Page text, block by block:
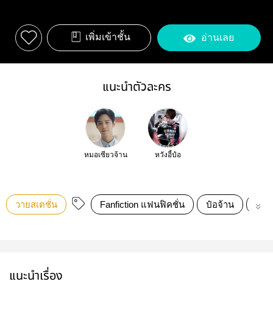
เพิ่มเข้าชั้น อ่านเลย
แนะนำตัวละคร
หมอเซียวจ้าน หวังอี้ป๋อ
วายสเตชั่น Fanfiction แฟนฟิคชั่น ป๋อจ้าน อี้จ้
แนะนำเรื่อง